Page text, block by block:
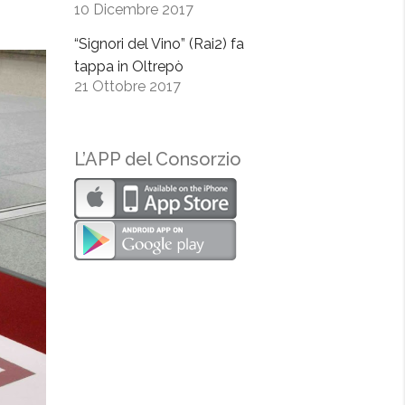
10 Dicembre 2017
“Signori del Vino” (Rai2) fa
tappa in Oltrepò
21 Ottobre 2017
L’APP del Consorzio